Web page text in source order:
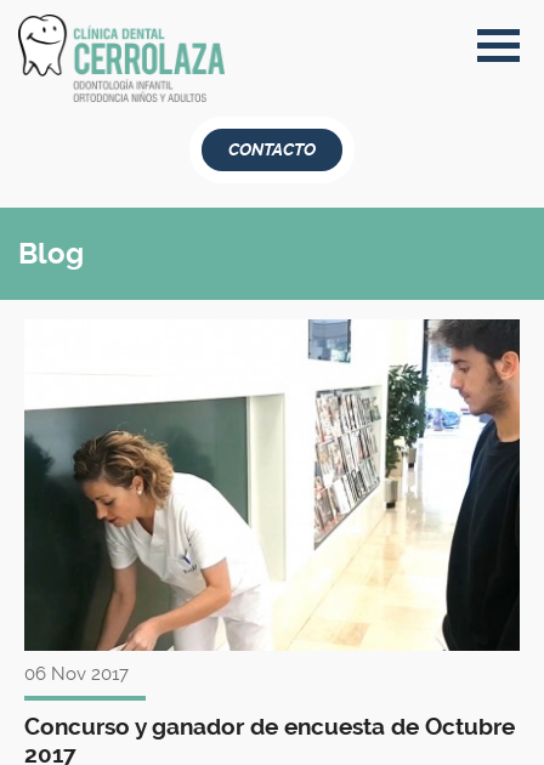
CONTACTO
Blog
06 Nov 2017
Concurso y ganador de encuesta de Octubre
2017